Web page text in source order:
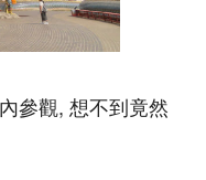
參觀, 想不到竟然